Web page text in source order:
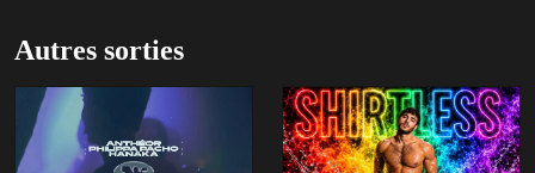
Autres sorties